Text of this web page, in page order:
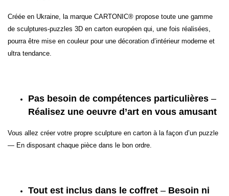
Créée en Ukraine, la marque CARTONIC® propose toute une gamme
de sculptures-puzzles 3D en carton européen qui, une fois réalisées,
pourra être mise en couleur pour une décoration d’intérieur moderne et
ultra tendance.
Pas besoin de compétences particulières –
Réalisez une oeuvre d’art en vous amusant
Vous allez créer votre propre sculpture en carton à la façon d’un puzzle
— En disposant chaque pièce dans le bon ordre.
Tout est inclus dans le coffret – Besoin ni